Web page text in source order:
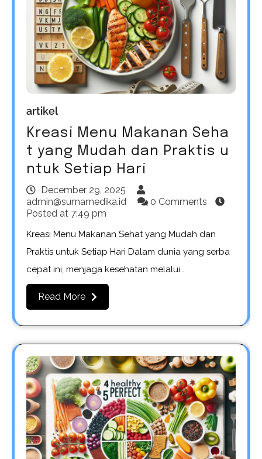
artikel
Kreasi Menu Makanan Seha
t yang Mudah dan Praktis u
ntuk Setiap Hari
December 29, 2025
admin@sumamedika.id
0 Comments
Posted at 7:49 pm
Kreasi Menu Makanan Sehat yang Mudah dan
Praktis untuk Setiap Hari Dalam dunia yang serba
cepat ini, menjaga kesehatan melalui…
Read More